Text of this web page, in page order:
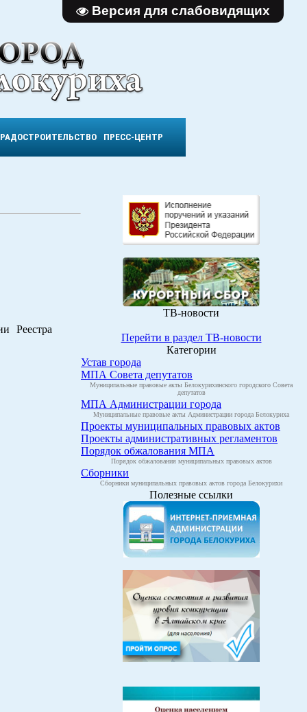
Версия для слабовидящих
ПРЕСС-ЦЕНТР
Реестра
ТВ-новости
Перейти в раздел ТВ-новости
Категории
Устав города
МПА Совета депутатов
Муниципальные правовые акты Белокурихинского городского Совета
депутатов
МПА Администрации города
Муниципальные правовые акты Администрации города Белокуриха
Проекты муниципальных правовых актов
Проекты административных регламентов
Порядок обжалования МПА
Порядок обжалования муниципальных правовых актов
Сборники
Сборники муниципальных правовых актов города Белокурихи
Полезные ссылки